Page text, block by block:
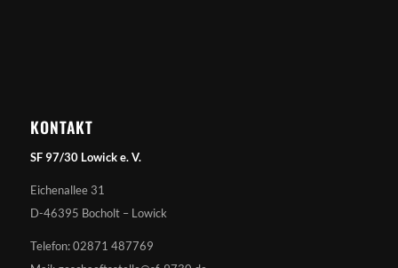
KONTAKT
SF 97/30 Lowick e. V.
Eichenallee 31
D-46395 Bocholt – Lowick
Telefon: 02871 487769